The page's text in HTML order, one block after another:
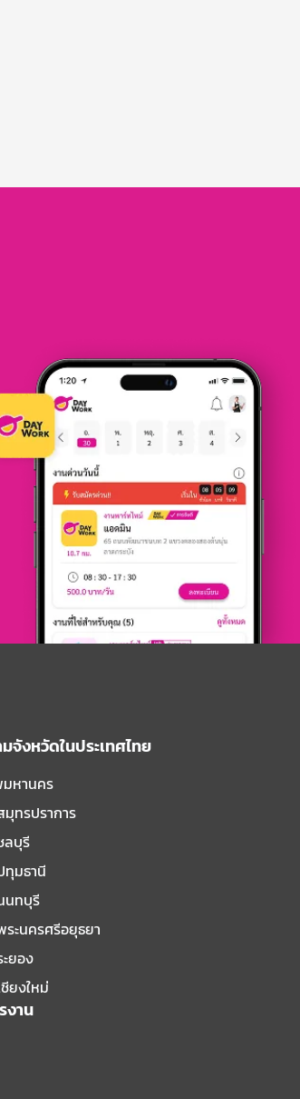
จังหวัดในประเทศไทย
มหานคร
ทรปราการ
ลบุรี
ทุมธานี
นทบุรี
ะนครศรีอยุธยา
ยอง
ยงใหม่
งาน